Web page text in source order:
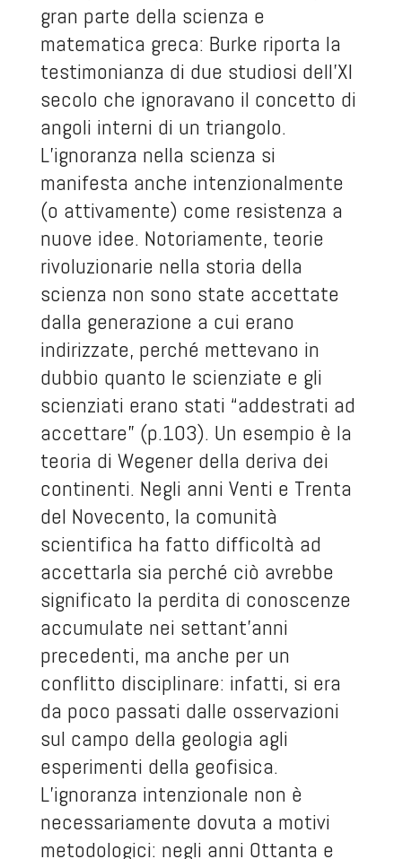
gran parte della scienza e
matematica greca: Burke riporta la
testimonianza di due studiosi dell’XI
secolo che ignoravano il concetto di
angoli interni di un triangolo.
L’ignoranza nella scienza si
manifesta anche intenzionalmente
(o attivamente) come resistenza a
nuove idee. Notoriamente, teorie
rivoluzionarie nella storia della
scienza non sono state accettate
dalla generazione a cui erano
indirizzate, perché mettevano in
dubbio quanto le scienziate e gli
scienziati erano stati “addestrati ad
accettare” (p.103). Un esempio è la
teoria di Wegener della deriva dei
continenti. Negli anni Venti e Trenta
del Novecento, la comunità
scientifica ha fatto difficoltà ad
accettarla sia perché ciò avrebbe
significato la perdita di conoscenze
accumulate nei settant’anni
precedenti, ma anche per un
conflitto disciplinare: infatti, si era
da poco passati dalle osservazioni
sul campo della geologia agli
esperimenti della geofisica.
L’ignoranza intenzionale non è
necessariamente dovuta a motivi
metodologici: negli anni Ottanta e